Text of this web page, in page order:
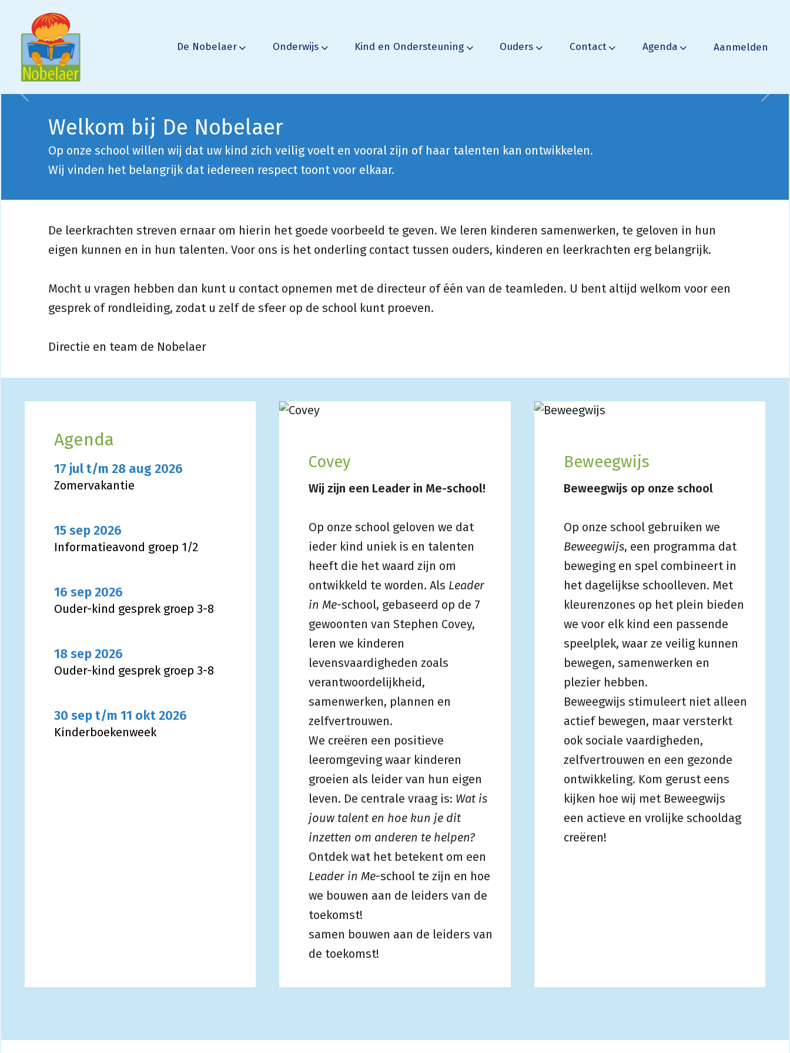
De Nobelaer Onderwijs Kind en Ondersteuning Ouders Contact Agenda Aanmelden
Vorige
Welkom bij De Nobelaer
Op onze school willen wij dat uw kind zich veilig voelt en vooral zijn of haar talenten kan ontwikkelen.
Wij vinden het belangrijk dat iedereen respect toont voor elkaar.
De leerkrachten streven ernaar om hierin het goede voorbeeld te geven. We leren kinderen samenwerken, te geloven in hun
eigen kunnen en in hun talenten. Voor ons is het onderling contact tussen ouders, kinderen en leerkrachten erg belangrijk.
Mocht u vragen hebben dan kunt u contact opnemen met de directeur of één van de teamleden. U bent altijd welkom voor een
gesprek of rondleiding, zodat u zelf de sfeer op de school kunt proeven.
Directie en team de Nobelaer
Agenda
17 jul t/m 28 aug 2026
Zomervakantie
15 sep 2026
Informatieavond groep 1/2
16 sep 2026
Ouder-kind gesprek groep 3-8
18 sep 2026
Ouder-kind gesprek groep 3-8
30 sep t/m 11 okt 2026
Kinderboekenweek
Covey
Wij zijn een Leader in Me-school!
Op onze school geloven we dat
ieder kind uniek is en talenten
heeft die het waard zijn om
ontwikkeld te worden. Als Leader
in Me-school, gebaseerd op de 7
gewoonten van Stephen Covey,
leren we kinderen
levensvaardigheden zoals
verantwoordelijkheid,
samenwerken, plannen en
zelfvertrouwen.
We creëren een positieve
leeromgeving waar kinderen
groeien als leider van hun eigen
leven. De centrale vraag is: Wat is
jouw talent en hoe kun je dit
inzetten om anderen te helpen?
Ontdek wat het betekent om een
Leader in Me-school te zijn en hoe
we bouwen aan de leiders van de
toekomst!
samen bouwen aan de leiders van
de toekomst!
Beweegwijs
Beweegwijs op onze school
Op onze school gebruiken we
Beweegwijs, een programma dat
beweging en spel combineert in
het dagelijkse schoolleven. Met
kleurenzones op het plein bieden
we voor elk kind een passende
speelplek, waar ze veilig kunnen
bewegen, samenwerken en
plezier hebben.
Beweegwijs stimuleert niet alleen
actief bewegen, maar versterkt
ook sociale vaardigheden,
zelfvertrouwen en een gezonde
ontwikkeling. Kom gerust eens
kijken hoe wij met Beweegwijs
een actieve en vrolijke schooldag
creëren!